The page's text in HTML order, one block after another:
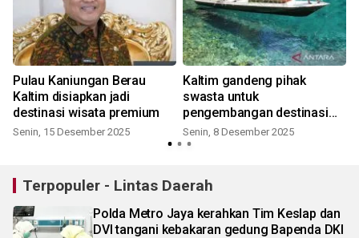
Pulau Kaniungan Berau
Kaltim disiapkan jadi
destinasi wisata premium
Senin, 15 Desember 2025
Kaltim gandeng pihak
swasta untuk
pengembangan destinasi
wisata Labuan Cermin
Senin, 8 Desember 2025
Terpopuler - Lintas Daerah
Polda Metro Jaya kerahkan Tim Keslap dan
DVI tangani kebakaran gedung Bapenda DKI